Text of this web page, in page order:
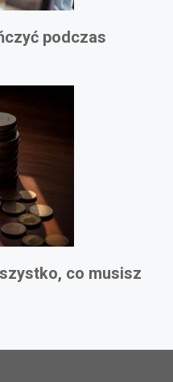
podczas
co musisz